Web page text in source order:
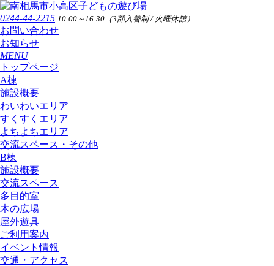
0244-44-2215 10:00～16:30（3部入替制 / 火曜休館）
お問い合わせ
お知らせ
MENU
トップページ
A棟
施設概要
わいわいエリア
すくすくエリア
よちよちエリア
交流スペース・その他
B棟
施設概要
交流スペース
多目的室
木の広場
屋外遊具
ご利用案内
イベント情報
交通・アクセス